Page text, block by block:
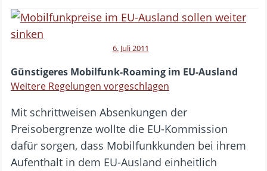
6. Juli 2011
Günstigeres Mobilfunk-Roaming im EU-Ausland
Weitere Regelungen vorgeschlagen
Mit schrittweisen Absenkungen der
Preisobergrenze wollte die EU-Kommission
dafür sorgen, dass Mobilfunkkunden bei ihrem
Aufenthalt in dem EU-Ausland einheitlich